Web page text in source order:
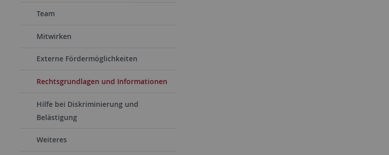
Team
Mitwirken
Externe Fördermöglichkeiten
Rechtsgrundlagen und Informationen
Hilfe bei Diskriminierung und
Belästigung
Weiteres